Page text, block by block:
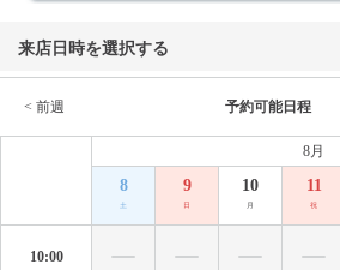
来店日時を選択する
< 前週 予約可能日程
8月
8
土
9
日
10
月
11
祝
10:00